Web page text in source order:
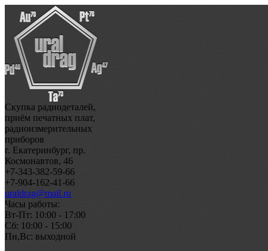
Скупка радиодеталей,
приём печатных плат,
радиоизмерительных
приборов
г. Екатеринбург, пр.
Космонавтов, 46
+7-343-382-59-66
+7-904-162-41-66
uraldrag@mail.ru
Часы работы:
Вт-Пт: 10:00 - 17:00
Сб: 10:00 - 15:00
Пн,Вс: выходной